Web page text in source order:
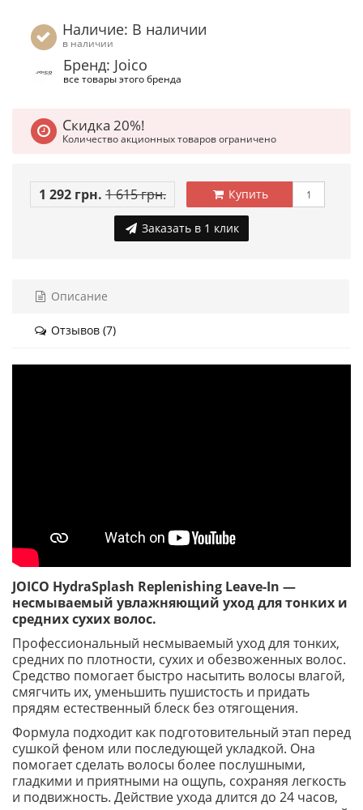
Наличие: В наличии
в наличии
Бренд: Joico
все товары этого бренда
Скидка 20%!
Количество акционных товаров ограничено
1 292 грн. 1 615 грн. Купить
Заказать в 1 клик
Описание
Отзывов (7)
JOICO HydraSplash Replenishing Leave-In —
несмываемый увлажняющий уход для тонких и
средних сухих волос.
Профессиональный несмываемый уход для тонких,
средних по плотности, сухих и обезвоженных волос.
Средство помогает быстро насытить волосы влагой,
смягчить их, уменьшить пушистость и придать
прядям естественный блеск без отягощения.
Формула подходит как подготовительный этап перед
сушкой феном или последующей укладкой. Она
помогает сделать волосы более послушными,
гладкими и приятными на ощупь, сохраняя легкость
и подвижность. Действие ухода длится до 24 часов,